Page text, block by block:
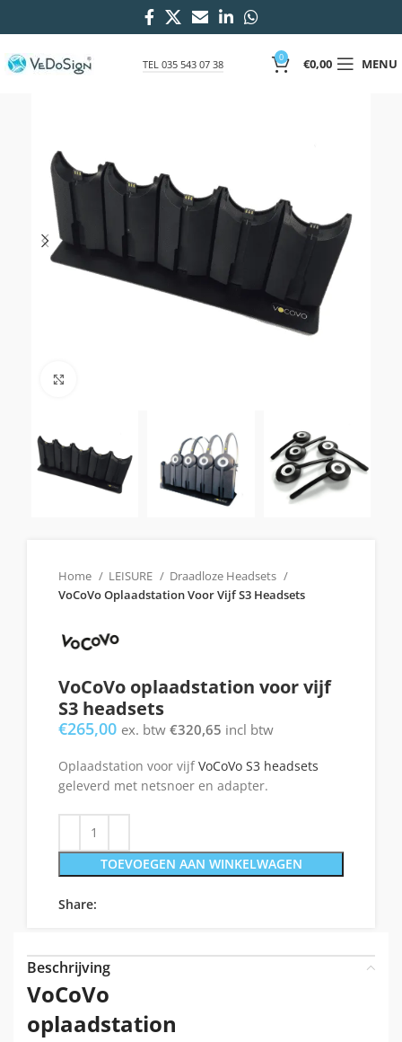
TEL 035 543 07 38
0 €0,00 MENU
Home LEISURE
Draadloze Headsets
VoCoVo Oplaadstation Voor Vijf S3 Headsets
VoCoVo oplaadstation voor vijf
S3 headsets
€265,00 ex. btw €320,65 incl btw
Oplaadstation voor vijfVoCoVo S3 headsets
geleverd met netsnoer en adapter.
TOEVOEGEN AAN WINKELWAGEN
Share:
Beschrijving
VoCoVo
oplaadstation